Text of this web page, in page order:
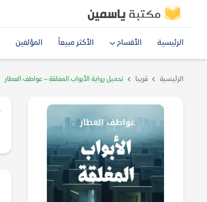
الرئيسية الأقسام الأكثر مبيعاً المؤلفين
الرئيسية قريبا تحميل رواية الأبواب المغلقة – عواطف العطار